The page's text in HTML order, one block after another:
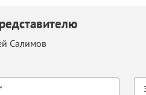
Салимов